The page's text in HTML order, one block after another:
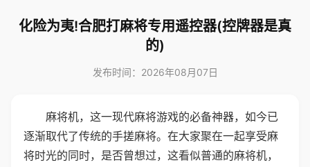
化险为夷!合肥打麻将专用遥控器(控牌器是真
的)
发布时间：2026年08月07日
麻将机，这一现代麻将游戏的必备神器，如今已
逐渐取代了传统的手搓麻将。在大家聚在一起享受麻
将时光的同时，是否曾想过，这看似普通的麻将机，